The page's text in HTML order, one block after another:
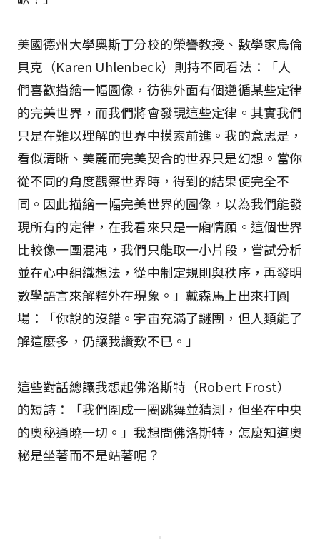
美國德州大學奧斯丁分校的榮譽教授、數學家烏倫
貝克（Karen Uhlenbeck）則持不同看法：「人
們喜歡描繪一幅圖像，彷彿外面有個遵循某些定律
的完美世界，而我們將會發現這些定律。其實我們
只是在難以理解的世界中摸索前進。我的意思是，
看似清晰、美麗而完美契合的世界只是幻想。當你
從不同的角度觀察世界時，得到的結果便完全不
同。因此描繪一幅完美世界的圖像，以為我們能發
現所有的定律，在我看來只是一廂情願。這個世界
比較像一團混沌，我們只能取一小片段，嘗試分析
並在心中組織想法，從中制定規則與秩序，再發明
數學語言來解釋外在現象。」戴森馬上出來打圓
場：「你說的沒錯。宇宙充滿了謎團，但人類能了
解這麼多，仍讓我讚歎不已。」
這些對話總讓我想起佛洛斯特（Robert Frost）
的短詩：「我們圍成一圈跳舞並猜測，但坐在中央
的奧秘通曉一切。」我想問佛洛斯特，怎麼知道奧
秘是坐著而不是站著呢？